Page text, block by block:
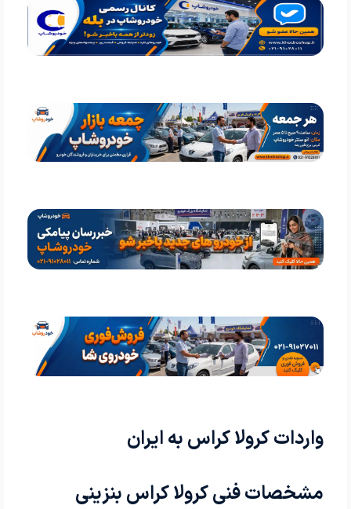
واردات کرولا کراس به ایران
مشخصات فنی کرولا کراس بنزینی